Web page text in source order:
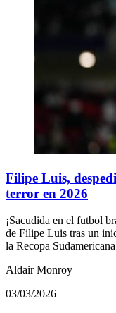
Filipe Luis,
terror en 2026
¡Sacudida en el futbol
de Filipe Luis tras un
la Recopa
Aldair Monroy
03/03/2026